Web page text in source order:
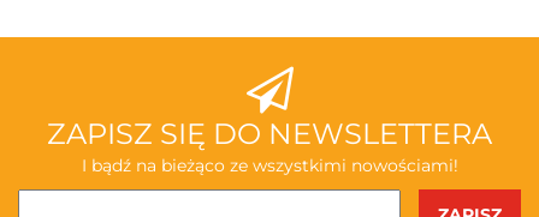
ABAKUS
ZAPISZ SIĘ DO NEWSLETTERA
I bądź na bieżąco ze wszystkimi nowościami!